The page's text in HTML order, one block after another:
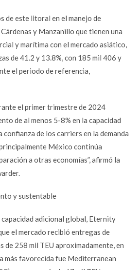
de este litoral en el manejo de
y Manzanillo que tienen una
y marítima con el mercado asiático,
de 41.2 y 13.8%, con 185 mil 406 y
el periodo de referencia,
el primer trimestre de 2024
de al menos 5-8% en la capacidad
confianza de los carriers en la demanda
México continúa
a otras economías”, afirmó la
y sustentable
capacidad adicional global, Eternity
el mercado recibió entregas de
de 258 mil TEU aproximadamente, en
más favorecida fue Mediterranean